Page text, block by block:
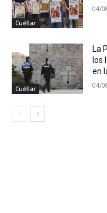
Cuéllar
04/
Cuéllar
La
los
en
04/